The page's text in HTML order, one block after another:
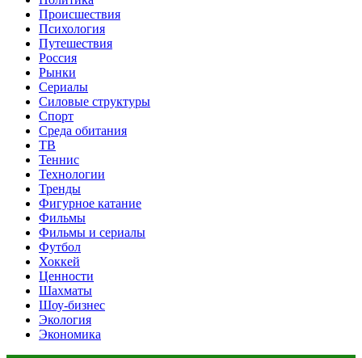
Происшествия
Психология
Путешествия
Россия
Рынки
Сериалы
Силовые структуры
Спорт
Среда обитания
ТВ
Теннис
Технологии
Тренды
Фигурное катание
Фильмы
Фильмы и сериалы
Футбол
Хоккей
Ценности
Шахматы
Шоу-бизнес
Экология
Экономика